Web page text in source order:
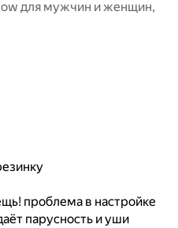
для мужчин и женщин,
проблема в настройке
парусность и уши